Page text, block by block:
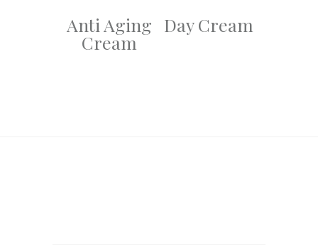
Anti Aging
Cream
Day Cream